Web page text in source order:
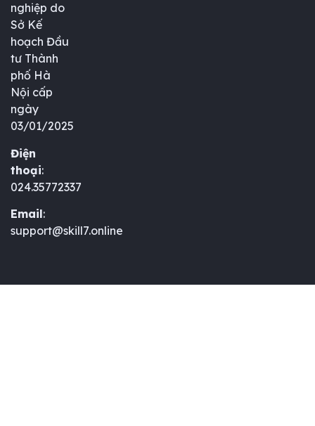
nghiệp do
Sở Kế
hoạch Đầu
tư Thành
phố Hà
Nội cấp
ngày
03/01/2025
Điện
thoại:
024.35772337
Email:
support@skill7.online